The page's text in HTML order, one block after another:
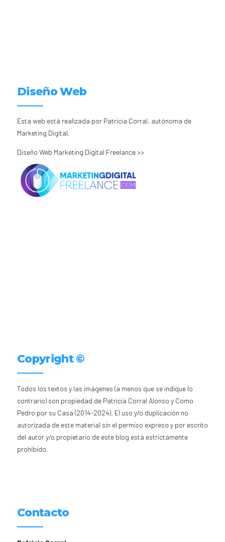
Diseño Web
Esta web está realizada por Patricia Corral, autónoma de
Marketing Digital.
Diseño Web Marketing Digital Freelance >>
Copyright ©
Todos los textos y las imágenes (a menos que se indique lo
contrario) son propiedad de Patricia Corral Alonso y Como
Pedro por su Casa (2014-2024). El uso y/o duplicación no
autorizada de este material sin el permiso expreso y por escrito
del autor y/o propietario de este blog está estrictamente
prohibido.
Contacto